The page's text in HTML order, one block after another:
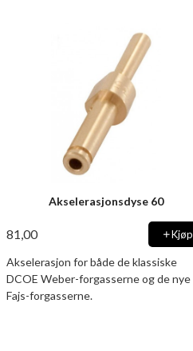
Akselerasjonsdyse 60
81,00 Kjøp
Akselerasjon for både de klassiske
DCOE Weber-forgasserne og de nye
Fajs-forgasserne.